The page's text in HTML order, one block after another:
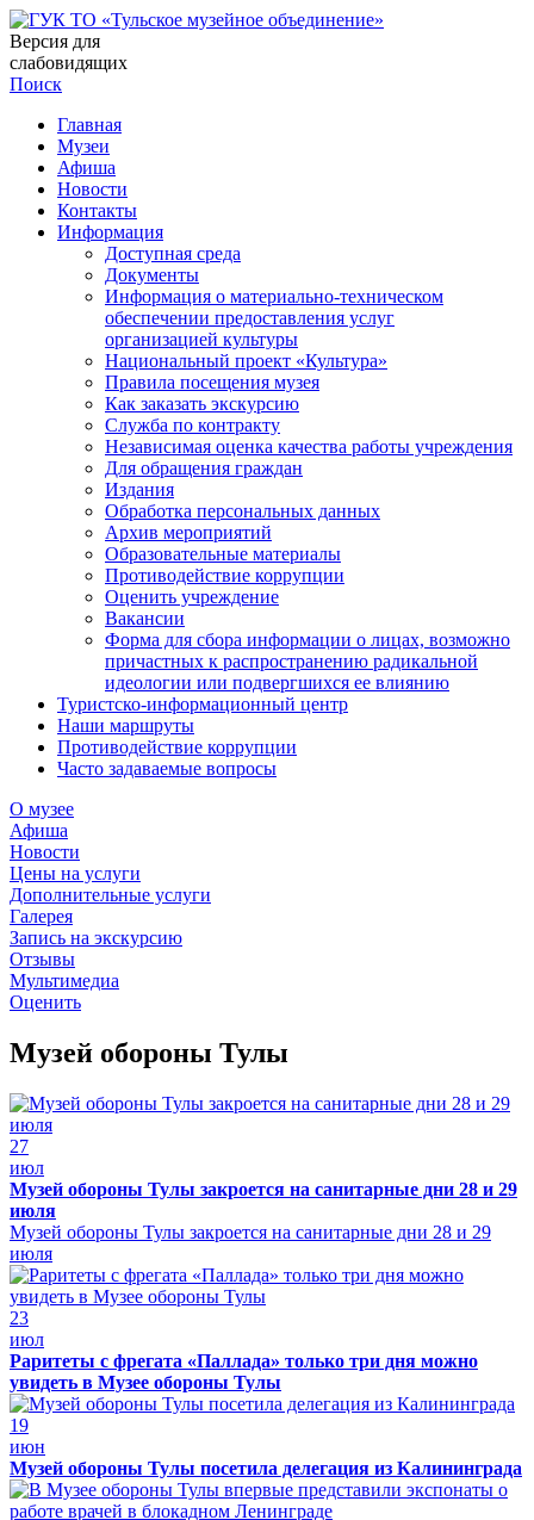
Версия для
слабовидящих
Поиск
Главная
Музеи
Афиша
Новости
Контакты
Информация
Доступная среда
Документы
Информация о материально-техническом
обеспечении предоставления услуг
организацией культуры
Национальный проект «Культура»
Правила посещения музея
Как заказать экскурсию
Служба по контракту
Независимая оценка качества работы учреждения
Для обращения граждан
Издания
Обработка персональных данных
Архив мероприятий
Образовательные материалы
Противодействие коррупции
Оценить учреждение
Вакансии
Форма для сбора информации о лицах, возможно
причастных к распространению радикальной
идеологии или подвергшихся ее влиянию
Туристско-информационный центр
Наши маршруты
Противодействие коррупции
Часто задаваемые вопросы
О музее
Афиша
Новости
Цены на услуги
Дополнительные услуги
Галерея
Запись на экскурсию
Отзывы
Мультимедиа
Оценить
Музей обороны Тулы
27
июл
Музей обороны Тулы закроется на санитарные дни 28 и 29
июля
Музей обороны Тулы закроется на санитарные дни 28 и 29
июля
23
июл
Раритеты с фрегата «Паллада» только три дня можно
увидеть в Музее обороны Тулы
19
июн
Музей обороны Тулы посетила делегация из Калининграда